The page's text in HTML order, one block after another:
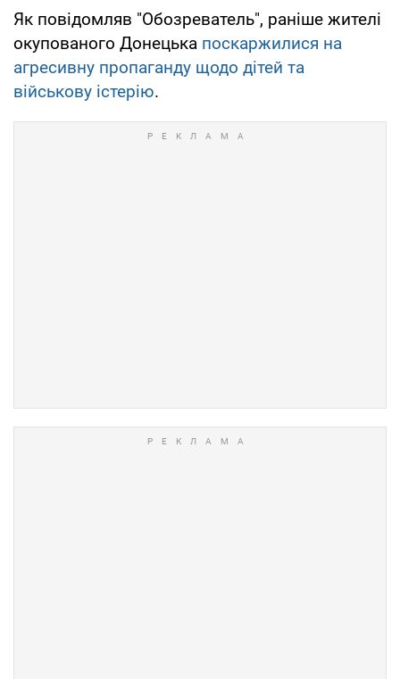
Як повідомляв "Обозреватель", раніше жителі
окупованого Донецька поскаржилися на
агресивну пропаганду щодо дітей та
військову істерію.